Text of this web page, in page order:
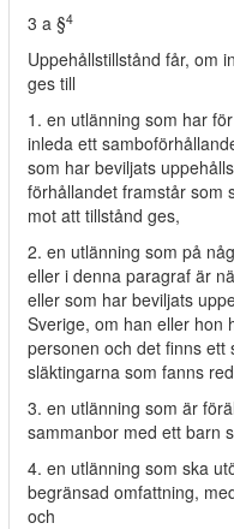
3 a §4
Uppehållstillstånd får, om
ges till
1. en utlänning som har
inleda ett
som har beviljats
förhållandet framstår som
mot att tillstånd ges,
2. en utlänning som på
eller i denna paragraf är
eller som har beviljats
Sverige, om han eller hon
personen och det finns ett
släktingarna som fanns
3. en utlänning som är
sammanbor med ett barn
4. en utlänning som ska
begränsad omfattning,
och